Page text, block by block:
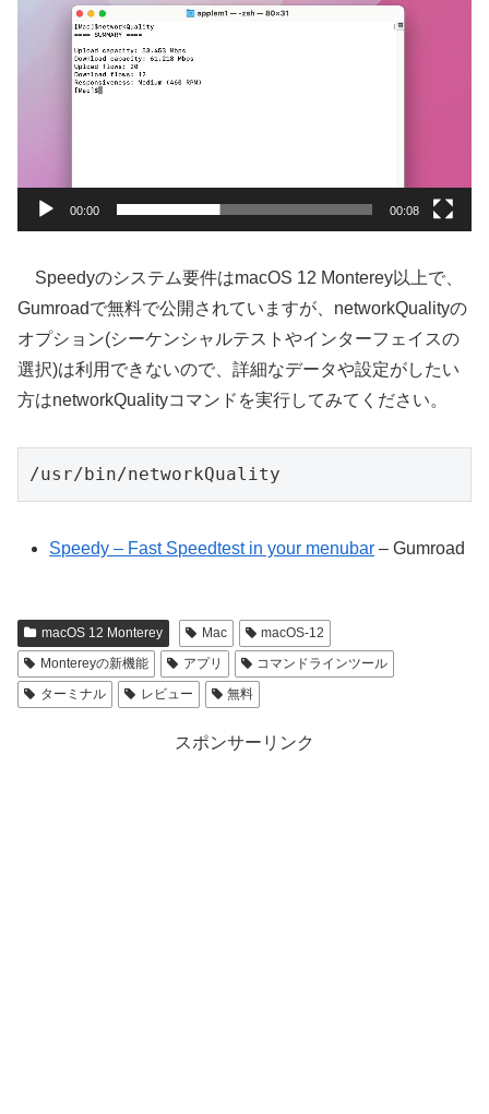
00:00 00:08
Speedyのシステム要件はmacOS 12 Monterey以上で、
Gumroadで無料で公開されていますが、networkQualityの
オプション(シーケンシャルテストやインターフェイスの
選択)は利用できないので、詳細なデータや設定がしたい
方はnetworkQualityコマンドを実行してみてください。
/usr/bin/networkQuality
Speedy – Fast Speedtest in your menubar – Gumroad
macOS 12 Monterey Mac
macOS-12
Montereyの新機能
アプリ
コマンドラインツール
ターミナル
レビュー 無料
スポンサーリンク